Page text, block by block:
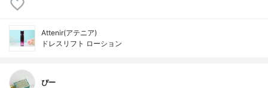
Attenir(アテニア)
ドレスリフト ローション
ぴー